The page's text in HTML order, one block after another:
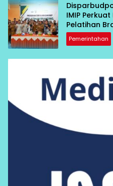
IMIP
Pelatihan
Pemerintahan